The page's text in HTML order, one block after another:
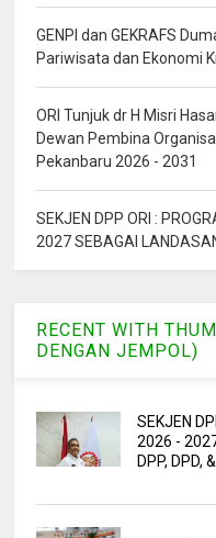
GENPI dan GEKRAFS
Pariwisata dan Ekonomi
ORI Tunjuk dr H Misri
Dewan Pembina
Pekanbaru 2026 - 2031
SEKJEN DPP ORI :
2027 SEBAGAI
RECENT WITH
DENGAN JEMPOL)
SEKJEN
2026 -
DPP, DPD,